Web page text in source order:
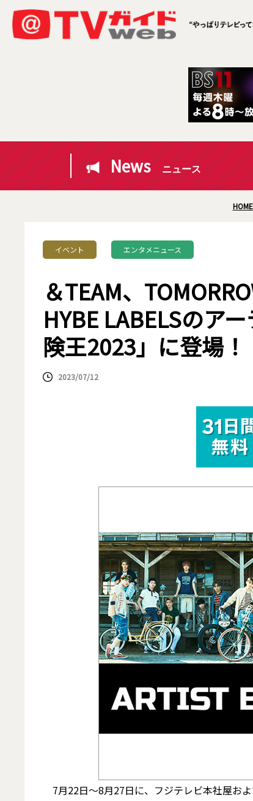
News ニュース
HOME
イベント エンタメニュース
＆TEAM、
HYBE LABELSのア
険王2023」に登場！
2023/07/12
7月22日～8月27日に、フジテレビ本社屋お